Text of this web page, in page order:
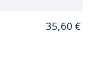
35,60 €